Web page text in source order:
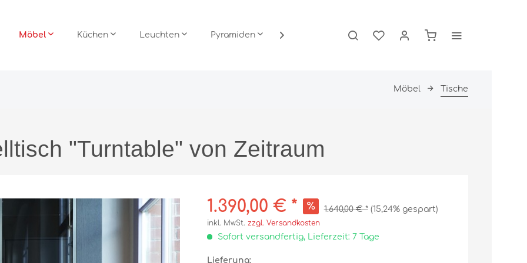
Küchen Leuchten Pyramiden
Tische
Raum im Raum
Kissen
Matratzen
Küchen

Möbel Tische
"Turntable" von Zeitraum
1.390,00 € * 1.640,00 € * (15,24% gespart)
inkl. MwSt. zzgl. Versandkosten
Sofort versandfertig, Lieferzeit: 7 Tage
Lieferung: